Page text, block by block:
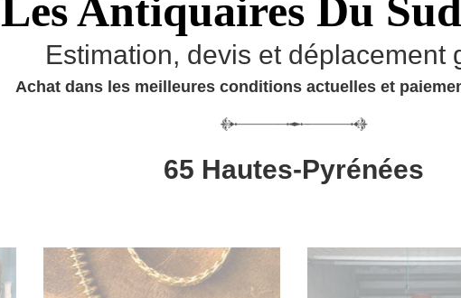
Les Antiquaires Du
Estimation, devis et déplacement
Achat dans les meilleures conditions actuelles et
65 Hautes-Pyrénées